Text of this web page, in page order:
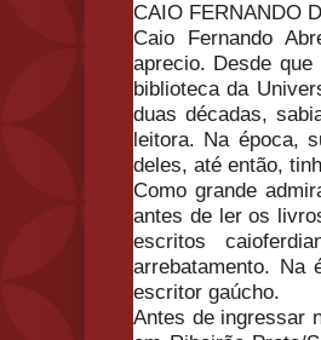
CAIO FERNANDO
Caio Fernando
aprecio. Desde que
biblioteca da
duas décadas,
leitora. Na época,
deles, até então,
Como grande
antes de ler os
escritos
arrebatamento. Na
escritor gaúcho.
Antes de ingressar